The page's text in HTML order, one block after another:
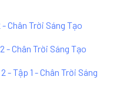
Chân Trời Sáng Tạo
- Chân Trời Sáng Tạo
- Tập 1 - Chân Trời Sáng